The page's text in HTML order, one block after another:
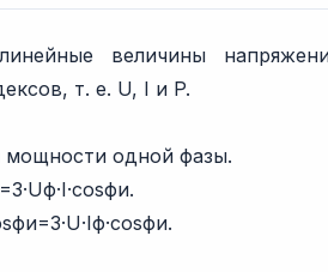
величины
т. е. U, I и P.
мощности одной фазы.